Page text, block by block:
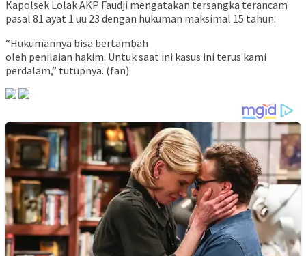
Kapolsek Lolak AKP Faudji mengatakan tersangka terancam
pasal 81 ayat 1 uu 23 dengan hukuman maksimal 15 tahun.
“Hukumannya bisa bertambah
oleh penilaian hakim. Untuk saat ini kasus ini terus kami
perdalam,” tutupnya. (fan)